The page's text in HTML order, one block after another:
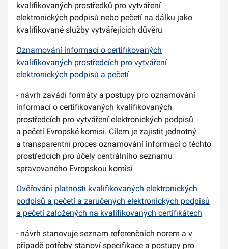
kvalifikovaných prostředků pro vytváření
elektronických podpisů nebo pečetí na dálku jako
kvalifikované služby vytvářejících důvěru
Oznamování informací o certifikovaných
kvalifikovaných prostředcích pro vytváření
elektronických podpisů a pečetí
- návrh zavádí formáty a postupy pro oznamování
informací o certifikovaných kvalifikovaných
prostředcích pro vytváření elektronických podpisů
a pečetí Evropské komisi. Cílem je zajistit jednotný
a transparentní proces oznamování informací o těchto
prostředcích pro účely centrálního seznamu
spravovaného Evropskou komisí
Ověřování platnosti kvalifikovaných elektronických
podpisů a pečetí a zaručených elektronických podpisů
a pečetí založených na kvalifikovaných certifikátech
- návrh stanovuje seznam referenčních norem a v
případě potřeby stanoví specifikace a postupy pro